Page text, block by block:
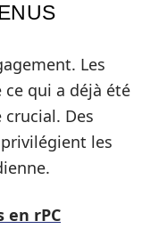
Les
qui a déjà été
Des
les
en rPC